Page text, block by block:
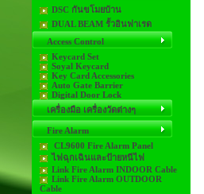
DSC กันขโมยบ้าน
DUAL BEAM รั้วอินฟาเรด
Access Control
Keycard Set
Soyal Keycard
Key Card Accessories
Auto Gate Barrier
Digital Door Lock
เครื่องมือ เครื่องวัดต่างๆ
Fire Alarm
CL9600 Fire Alarm Panel
ไฟฉุกเฉินและป้ายหนีไฟ
Link Fire Alarm INDOOR Cable
Link Fire Alarm OUTDOOR
Cable